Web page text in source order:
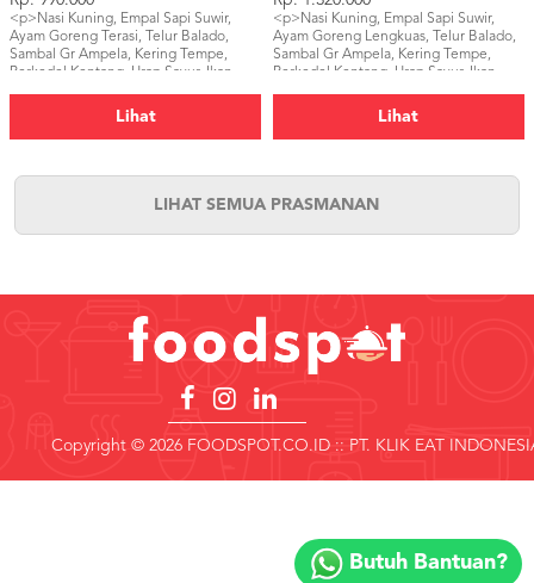
<p>Nasi Kuning, Empal Sapi Suwir,
Ayam Goreng Terasi, Telur Balado,
Sambal Gr Ampela, Kering Tempe,
Perkedel Kentang, Urap Sayur, Ikan
Lihat
<p>Nasi Kuning, Empal Sapi Suwir,
Ayam Goreng Lengkuas, Telur Balado,
Sambal Gr Ampela, Kering Tempe,
Perkedel Kentang, Urap Sayur, Ikan
Lihat
LIHAT SEMUA PRASMANAN
Copyright © 2026 FOODSPOT.CO.ID :: PT. KLIK EAT
Butuh Bantuan?